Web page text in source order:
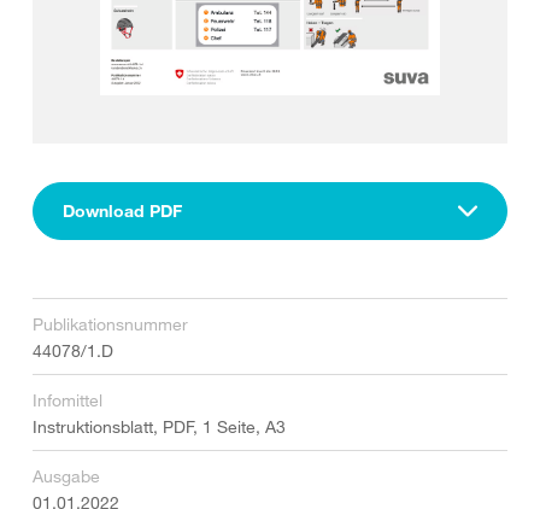
Download PDF
Publikationsnummer
44078/1.D
Infomittel
Instruktionsblatt, PDF, 1 Seite, A3
Ausgabe
01.01.2022